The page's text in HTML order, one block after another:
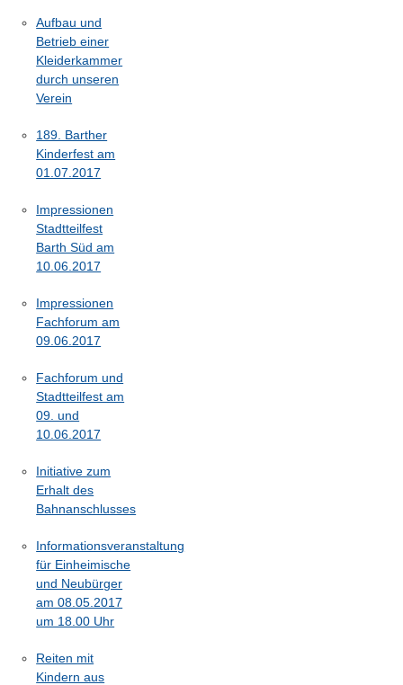
Aufbau und
Betrieb einer
Kleiderkammer
durch unseren
Verein
189. Barther
Kinderfest am
01.07.2017
Impressionen
Stadtteilfest
Barth Süd am
10.06.2017
Impressionen
Fachforum am
09.06.2017
Fachforum und
Stadtteilfest am
09. und
10.06.2017
Initiative zum
Erhalt des
Bahnanschlusses
Informationsveranstaltung
für Einheimische
und Neubürger
am 08.05.2017
um 18.00 Uhr
Reiten mit
Kindern aus